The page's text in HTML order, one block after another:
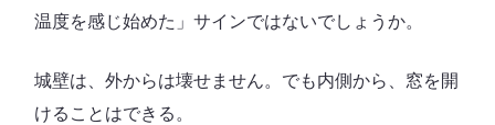
温度を感じ始めた」サインではないでしょうか。
城壁は、外からは壊せません。でも内側から、窓を開
けることはできる。